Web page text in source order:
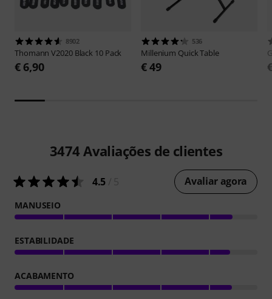
8902
ThomannV2020 Black 10 Pack
€ 6,90
536
Millenium Quick Table
€ 49
3474 Avaliações de clientes
4.5 Avaliar agora
MANUSEIO
ESTABILIDADE
ACABAMENTO